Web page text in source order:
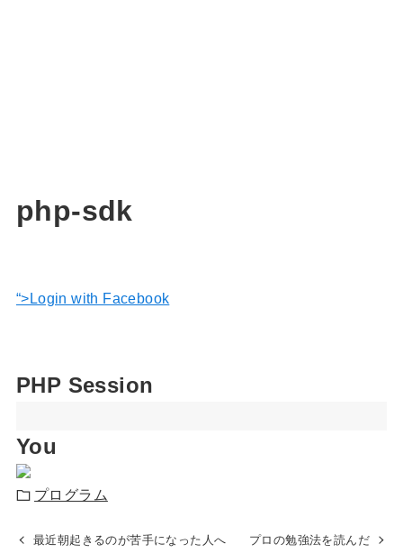
php-sdk
“>Login with Facebook
PHP Session
You
プログラム
最近朝起きるのが苦手になった人へ プロの勉強法を読んだ